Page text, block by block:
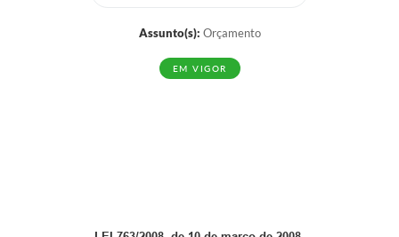
Assunto(s): Orçamento
EM VIGOR